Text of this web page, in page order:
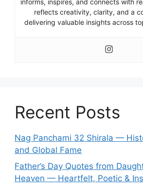
reflects creativity, clarity, and a
delivering valuable insights across
Recent Posts
Nag Panchami 32 Shirala —
and Global Fame
Father’s Day Quotes from
Heaven — Heartfelt, Poetic &